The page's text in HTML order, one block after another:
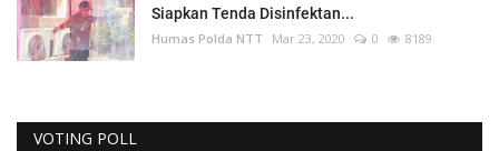
Siapkan Tenda Disinfektan...
Humas Polda NTT Mar 23, 2020 0 8189
VOTING POLL